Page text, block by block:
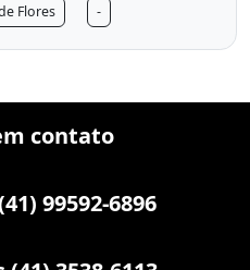
Flores -
contato
99592-6896